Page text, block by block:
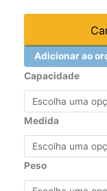
Adicionar ao
Capacidade
Medida
Peso
SUPORTE
DE
MOTORES
(3014
SAR)
quantidade